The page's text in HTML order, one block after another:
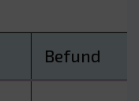
Befund